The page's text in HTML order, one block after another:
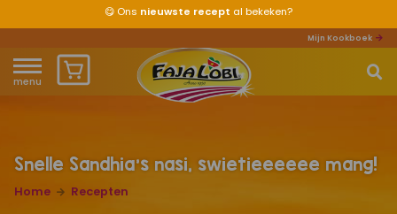
😋 Ons nieuwste recept al bekeken?
Mijn Kookboek
menu
Waar ben je naar op zoek?
Home
Over ons
Snelle Sandhia's nasi, swietieeeeee mang!
Home Recepten